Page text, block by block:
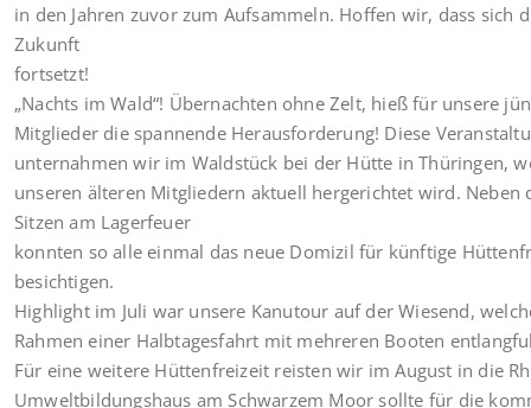
in den Jahren zuvor zum Aufsammeln. Hoffen wir, dass sich
Zukunft
fortsetzt!
„Nachts im Wald“! Übernachten ohne Zelt, hieß für unsere
Mitglieder die spannende Herausforderung! Diese
unternahmen wir im Waldstück bei der Hütte in Thüringen,
unseren älteren Mitgliedern aktuell hergerichtet wird. Neben
Sitzen am Lagerfeuer
konnten so alle einmal das neue Domizil für künftige
besichtigen.
Highlight im Juli war unsere Kanutour auf der Wiesend,
Rahmen einer Halbtagesfahrt mit mehreren Booten
Für eine weitere Hüttenfreizeit reisten wir im August in die
Umweltbildungshaus am Schwarzem Moor sollte für die